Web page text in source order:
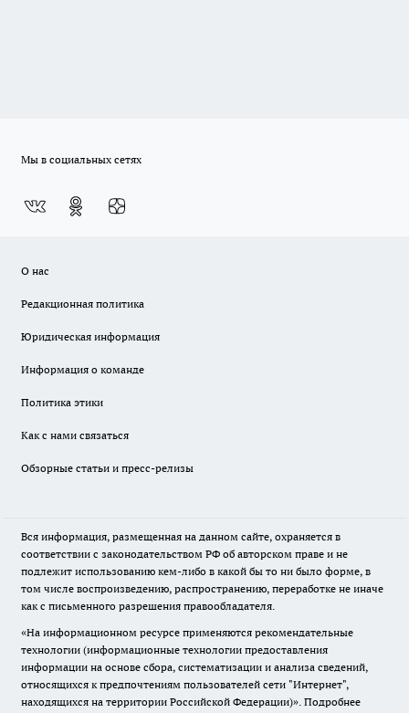
Мы в социальных сетях
О нас
Редакционная политика
Юридическая информация
Информация о команде
Политика этики
Как с нами связаться
Обзорные статьи и пресс-релизы
Вся информация, размещенная на данном сайте, охраняется в
соответствии с законодательством РФ об авторском праве и не
подлежит использованию кем-либо в какой бы то ни было форме, в
том числе воспроизведению, распространению, переработке не иначе
как с письменного разрешения правообладателя.
«На информационном ресурсе применяются рекомендательные
технологии (информационные технологии предоставления
информации на основе сбора, систематизации и анализа сведений,
относящихся к предпочтениям пользователей сети "Интернет",
находящихся на территории Российской Федерации)». Подробнее